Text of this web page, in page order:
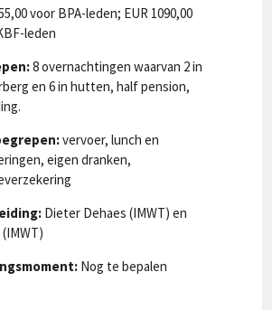
voor BPA-leden; EUR 1090,00
leden
8 overnachtingen waarvan 2 in
en 6 in hutten, half pension,
vervoer, lunch en
eigen dranken,
Dieter Dehaes (IMWT) en
Nog te bepalen